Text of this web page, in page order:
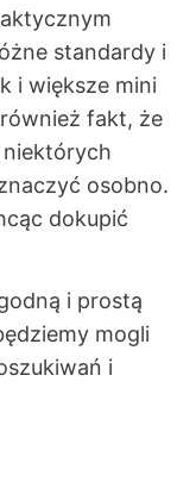
standardy i
i większe mini
fakt, że
osobno.
dokupić
i prostą
mogli
i